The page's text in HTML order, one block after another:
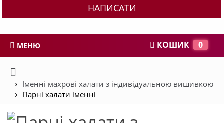
НАПИСАТИ
МЕНЮ КОШИК 0
Іменні махрові халати з індивідуальною вишивкою
Парні халати іменні